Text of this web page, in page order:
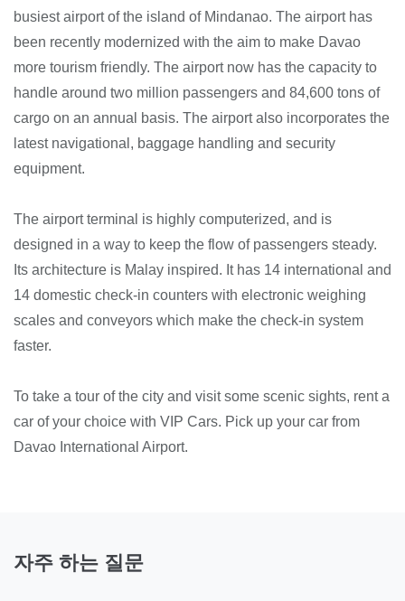
busiest airport of the island of Mindanao. The airport has
been recently modernized with the aim to make Davao
more tourism friendly. The airport now has the capacity to
handle around two million passengers and 84,600 tons of
cargo on an annual basis. The airport also incorporates the
latest navigational, baggage handling and security
equipment.
The airport terminal is highly computerized, and is
designed in a way to keep the flow of passengers steady.
Its architecture is Malay inspired. It has 14 international and
14 domestic check-in counters with electronic weighing
scales and conveyors which make the check-in system
faster.
To take a tour of the city and visit some scenic sights, rent a
car of your choice with VIP Cars. Pick up your car from
Davao International Airport.
자주 하는 질문